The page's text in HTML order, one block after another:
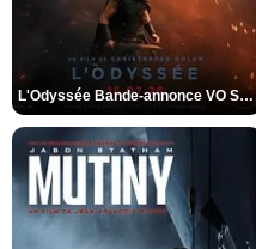
L'Odyssée Bande-annonce VO STFR